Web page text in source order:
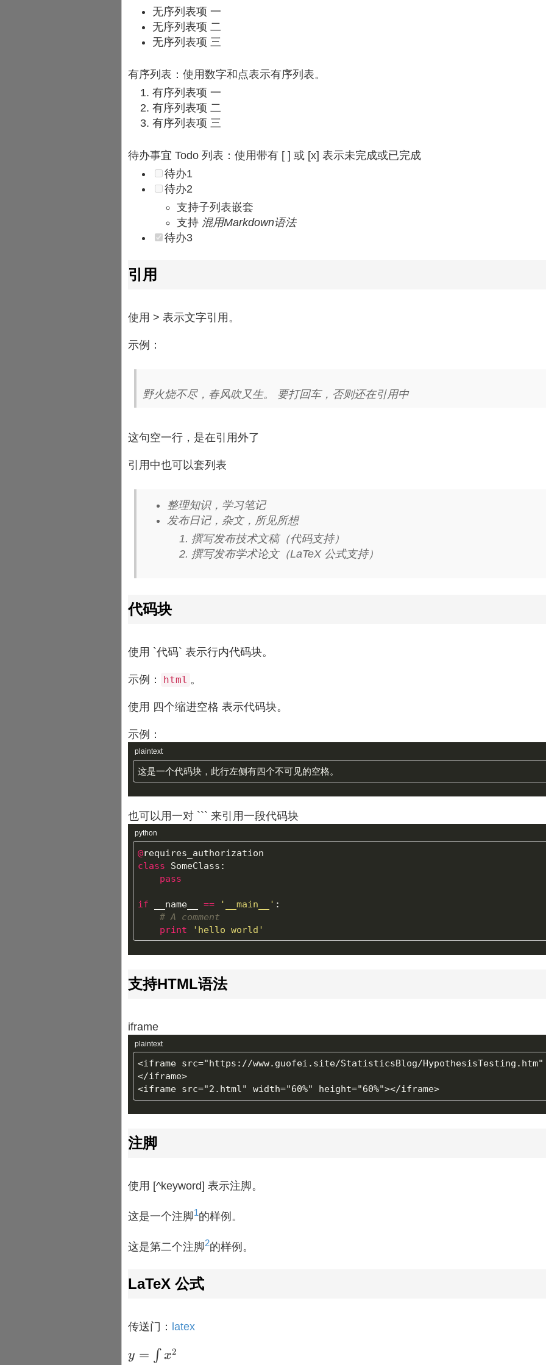
无序列表项 一
无序列表项 二
无序列表项 三
有序列表：使用数字和点表示有序列表。
有序列表项 一
有序列表项 二
有序列表项 三
待办事宜 Todo 列表：使用带有 [ ] 或 [x] 表示未完成或已完成
待办1
待办2
支持子列表嵌套
支持 混用Markdown语法
待办3
引用
使用 > 表示文字引用。
示例：
野火烧不尽，春风吹又生。 要打回车，否则还在引用中
这句空一行，是在引用外了
引用中也可以套列表
整理知识，学习笔记
发布日记，杂文，所见所想
撰写发布技术文稿（代码支持）
撰写发布学术论文（LaTeX 公式支持）
代码块
使用 `代码` 表示行内代码块。
示例： html 。
使用 四个缩进空格 表示代码块。
示例：
plaintext
也可以用一对 ``` 来引用一段代码块
@requires_authorization
class
SomeClass :
pass
if __name__ == '__main__' :
print
'hello world'
python
支持HTML语法
iframe
<iframe src="https://www.guofei.site/StatisticsBlog/HypothesisTesting.htm"
</iframe>
plaintext
注脚
使用 [^keyword] 表示注脚。
这是一个注脚1的样例。
这是第二个注脚2的样例。
LaTeX 公式
传送门： latex
y=\int
y = ∫ x2